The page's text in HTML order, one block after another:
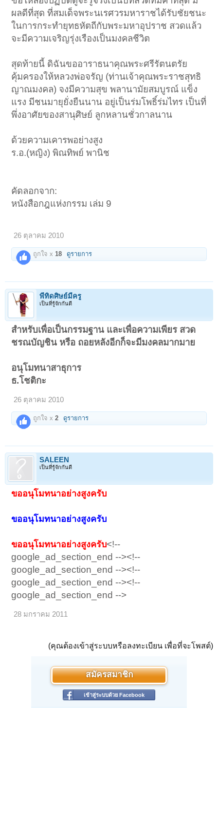
ผลดีที่สุด ที่สมเด็จพระนเรศวรมหาราชได้รับชัยชนะ
ในการกระทำยุทธหัตถีกับพระมหาอุปราช สวดแล้ว
จะมีความเจริญรุ่งเรืองเป็นมงคลชีวิต
สุดท้ายนี้ ดิฉันขออาราธนาคุณพระศรีรัตนตรัย
คุ้มครองให้หลวงพ่อจรัญ (ท่านเจ้าคุณพระราชสุทธิ
ญาณมงคล) จงมีความสุข พลานามัยสมบูรณ์ แข็ง
แรง มีชนมายุยั่งยืนนาน อยู่เป็นร่มโพธิ์ร่มไทร เป็นที่
พึ่งอาศัยของสานุศิษย์ ลูกหลานชั่วกาลนาน
ด้วยความเคารพอย่างสูง
ร.อ.(หญิง) พิณทิพย์ พานิช
คัดลอกจาก:
หนังสือกฎแห่งกรรม เล่ม 9
26 ตุลาคม 2010
ถูกใจ x18 ดูรายการ
พี่ทิดศิษย์มีครู
เป็นที่รู้จักกันดี
สำหรับเพื่อเป็นกรรมฐาน และเพื่อความเพียร สวด
ชรณบัญชิน หรือ ถอยหลังอีกก็จะมีมงคลมากมาย
อนุโมทนาสาธุการ
ธ.โชติกะ
26 ตุลาคม 2010
ถูกใจ x2 ดูรายการ
SALEEN
เป็นที่รู้จักกันดี
ขออนุโมทนาอย่างสูงครับ
ขออนุโมทนาอย่างสูงครับ
ขออนุโมทนาอย่างสูงครับ<!--
google_ad_section_end --><!--
google_ad_section_end --><!--
google_ad_section_end --><!--
google_ad_section_end -->
28 มกราคม 2011
(คุณต้องเข้าสู่ระบบหรือลงทะเบียน เพื่อที่จะโพสต์)
สมัครสมาชิก
เข้าสู่ระบบด้วย Facebook